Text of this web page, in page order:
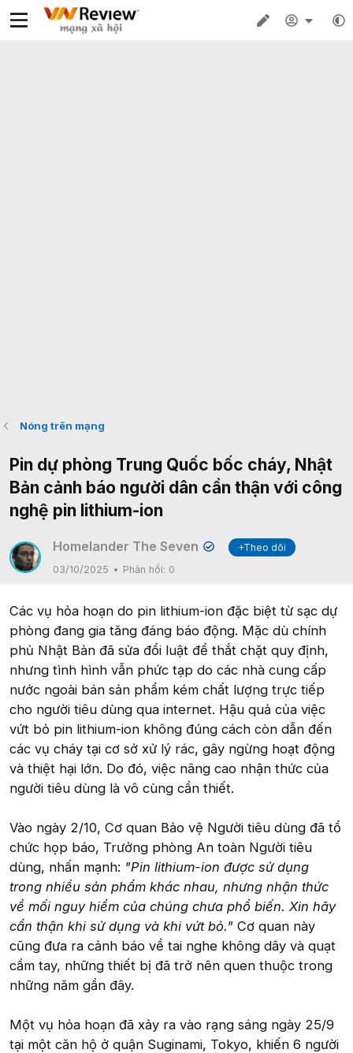
Nóng trên mạng
Pin dự phòng Trung Quốc bốc cháy, Nhật
Bản cảnh báo người dân cẩn thận với công
nghệ pin lithium-ion
Homelander The Seven ✔
+Theo dõi
03/10/2025
Phản hồi: 0
Các vụ hỏa hoạn do pin lithium-ion đặc biệt từ sạc dự
phòng đang gia tăng đáng báo động. Mặc dù chính
phủ Nhật Bản đã sửa đổi luật để thắt chặt quy định,
nhưng tình hình vẫn phức tạp do các nhà cung cấp
nước ngoài bán sản phẩm kém chất lượng trực tiếp
cho người tiêu dùng qua internet. Hậu quả của việc
vứt bỏ pin lithium-ion không đúng cách còn dẫn đến
các vụ cháy tại cơ sở xử lý rác, gây ngừng hoạt động
và thiệt hại lớn. Do đó, việc nâng cao nhận thức của
người tiêu dùng là vô cùng cần thiết.
Vào ngày 2/10, Cơ quan Bảo vệ Người tiêu dùng đã tổ
chức họp báo, Trưởng phòng An toàn Người tiêu
dùng, nhấn mạnh: "Pin lithium-ion được sử dụng
trong nhiều sản phẩm khác nhau, nhưng nhận thức
về mối nguy hiểm của chúng chưa phổ biến. Xin hãy
cẩn thận khi sử dụng và khi vứt bỏ." Cơ quan này
cũng đưa ra cảnh báo về tai nghe không dây và quạt
cầm tay, những thiết bị đã trở nên quen thuộc trong
những năm gần đây.
Một vụ hỏa hoạn đã xảy ra vào rạng sáng ngày 25/9
tại một căn hộ ở quận Suginami, Tokyo, khiến 6 người